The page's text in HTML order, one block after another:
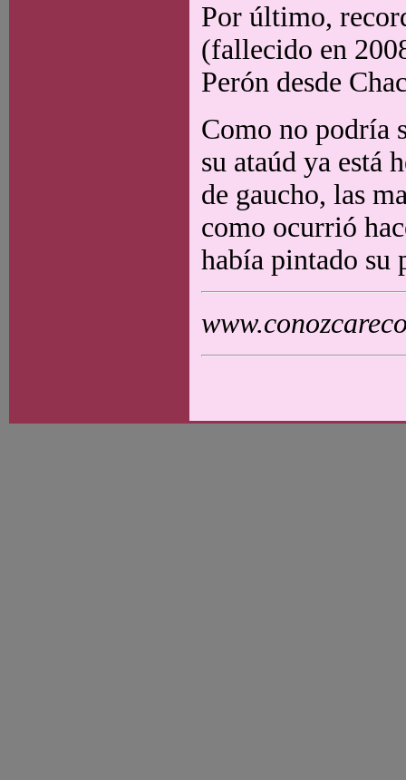
Por último,
(fallecido en
Perón desde
Como no podría
su ataúd ya está
de gaucho, las
como ocurrió
había pintado su